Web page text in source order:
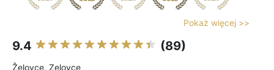
Pokaż więcej >>
9.4 (89)
Želovce, Zelovce